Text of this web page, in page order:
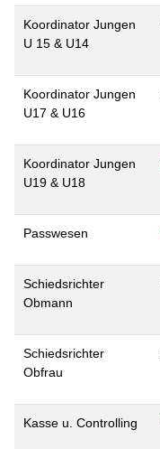
Koordinator Jungen
U 15 & U14
Koordinator Jungen
U17 & U16
Koordinator Jungen
U19 & U18
Passwesen
Schiedsrichter
Obmann
Schiedsrichter
Obfrau
Kasse u. Controlling